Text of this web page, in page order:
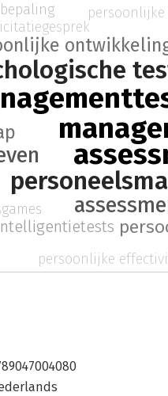
persoonlijke